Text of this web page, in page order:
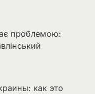
проблемою:
как это